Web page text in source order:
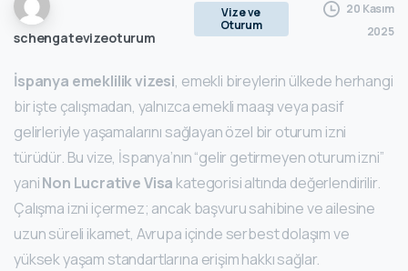
schengatevizeoturum
Vize ve
Oturum
20 Kasım
2025
İspanya emeklilik vizesi, emekli bireylerin ülkede herhangi
bir işte çalışmadan, yalnızca emekli maaşı veya pasif
gelirleriyle yaşamalarını sağlayan özel bir oturum izni
türüdür. Bu vize, İspanya’nın “gelir getirmeyen oturum izni”
yaniNon Lucrative Visa kategorisi altında değerlendirilir.
Çalışma izni içermez; ancak başvuru sahibine ve ailesine
uzun süreli ikamet, Avrupa içinde serbest dolaşım ve
yüksek yaşam standartlarına erişim hakkı sağlar.